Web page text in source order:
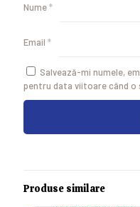
Nume*
Email *
Salvează-mi numele,
pentru data viitoare când o
Produse similare